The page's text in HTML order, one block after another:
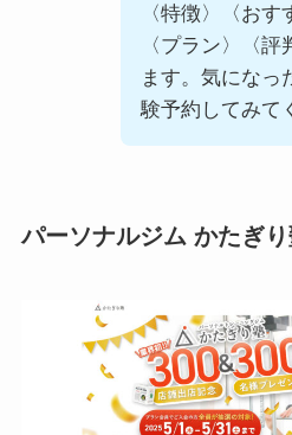
〈特徴〉〈おす
〈プラン〉〈
ます。気になっ
験予約してみて
パーソナルジム かたぎ